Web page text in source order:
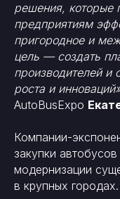
решения, которые
предприятиям
пригородное и
цель — создать
производителей и
роста и
AutoBusExpo
Компании-
закупки
модернизации
в крупных городах.